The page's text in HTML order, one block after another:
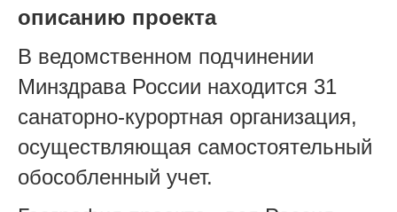
описанию проекта
В ведомственном подчинении
Минздрава России находится 31
санаторно-курортная организация,
осуществляющая самостоятельный
обособленный учет.